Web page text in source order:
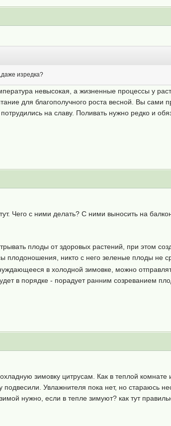
изредка?
невысокая, а жизненные процессы у
для благополучного роста весной. Вы сами
на славу. Поливать нужно редко и
Чего с ними делать? С ними выносить на
плоды от здоровых растений, при этом
плодоношения, никто с него зеленые плоды не
в холодной зимовке, можно
в порядке - порадует ранним созреванием
зимовку цитрусам. Как в теплой
Увлажнителя пока нет, но стараюсь
нужно, если в тепле зимуют? как тут